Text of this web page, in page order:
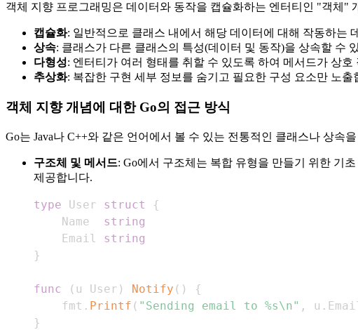
객체 지향 프로그래밍은 데이터와 동작을 캡슐화하는 엔터티인 "객체"
캡슐화: 일반적으로 클래스 내에서 해당 데이터에 대해 작동하는
상속: 클래스가 다른 클래스의 특성(데이터 및 동작)을 상속할 수
다형성: 엔터티가 여러 형태를 취할 수 있도록 하여 메서드가 상
추상화: 복잡한 구현 세부 정보를 숨기고 필요한 구성 요소만 노출
객체 지향 개념에 대한 Go의 접근 방식
Go는 Java나 C++와 같은 언어에서 볼 수 있는 전통적인 클래스나 상속
구조체 및 메서드: Go에서 구조체는 복합 유형을 만들기 위한 기
제공합니다.
type User struct
{
    Name
string
    Email
string
}
func ( u User ) Notify ( )
{
    fmt
. Printf ( "Sending email to %s\n" , u .
}